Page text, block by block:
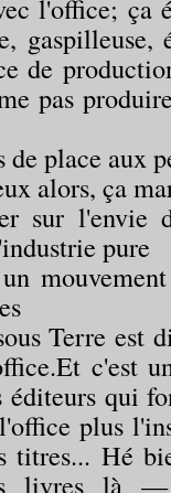
l'office; ça
gaspilleuse,
de
pas
place aux
alors, ça
sur l'envie
pure
Terre est
c'est
éditeurs qui
plus
titres... Hé
livres là